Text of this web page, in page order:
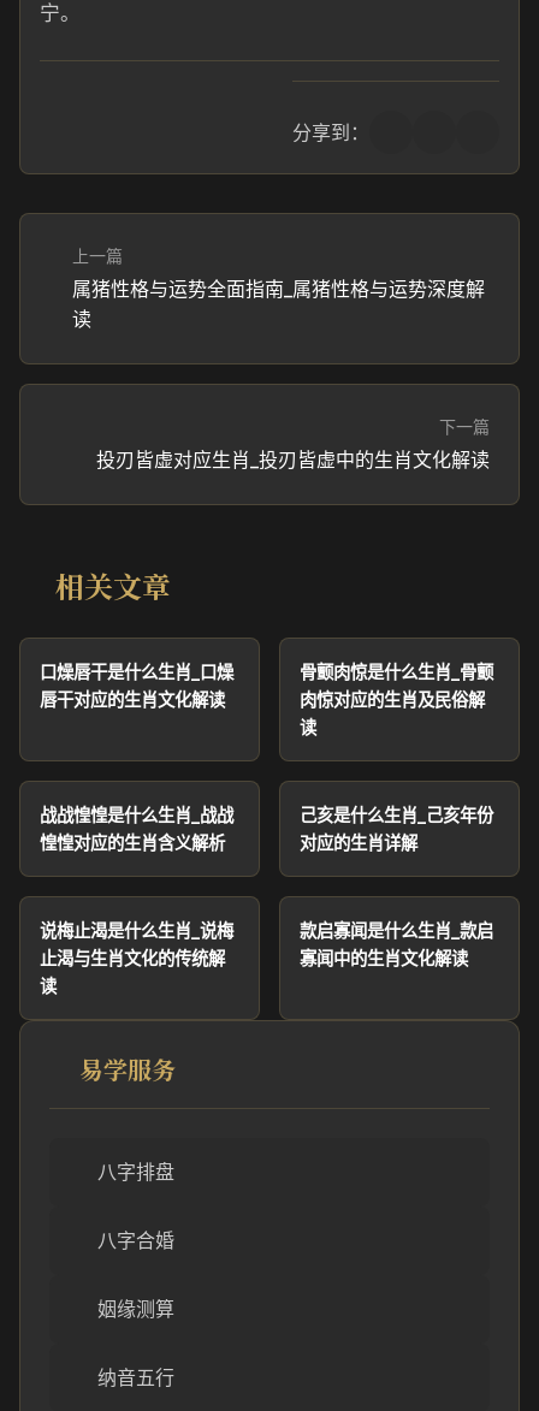
宁。
分享到：
上一篇
属猪性格与运势全面指南_属猪性格与运势深度解
读
下一篇
投刃皆虚对应生肖_投刃皆虚中的生肖文化解读
相关文章
口燥唇干是什么生肖_口燥
唇干对应的生肖文化解读
骨颤肉惊是什么生肖_骨颤
肉惊对应的生肖及民俗解
读
战战惶惶是什么生肖_战战
惶惶对应的生肖含义解析
己亥是什么生肖_己亥年份
对应的生肖详解
说梅止渴是什么生肖_说梅
止渴与生肖文化的传统解
读
款启寡闻是什么生肖_款启
寡闻中的生肖文化解读
易学服务
八字排盘
八字合婚
姻缘测算
纳音五行